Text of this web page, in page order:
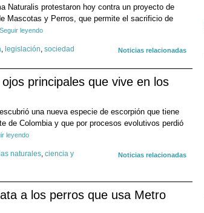
Naturalis protestaron hoy contra un proyecto de
Mascotas y Perros, que permite el sacrificio de
Seguir leyendo
Noticias relacionadas
, legislación, sociedad
principales que vive en los
una nueva especie de escorpión que tiene
de Colombia y que por procesos evolutivos perdió
leyendo
Noticias relacionadas
naturales, ciencia y
a los perros que usa Metro